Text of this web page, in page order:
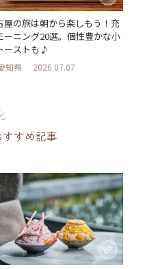
屋の旅は朝から楽しもう！充
ーニング20選。個性豊かな小
ーストも♪
知県 2026.07.07
すすめ記事